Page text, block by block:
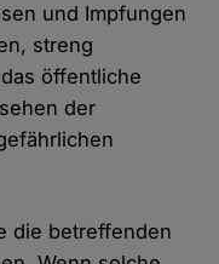
und Impfungen
streng
öffentliche
der
die betreffenden